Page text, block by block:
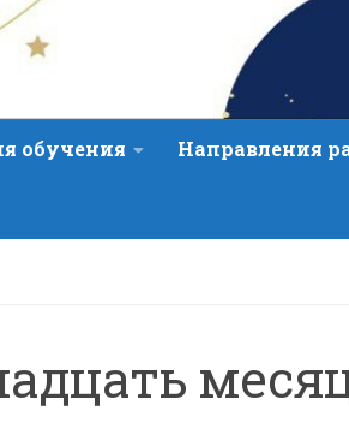
обучения Направления